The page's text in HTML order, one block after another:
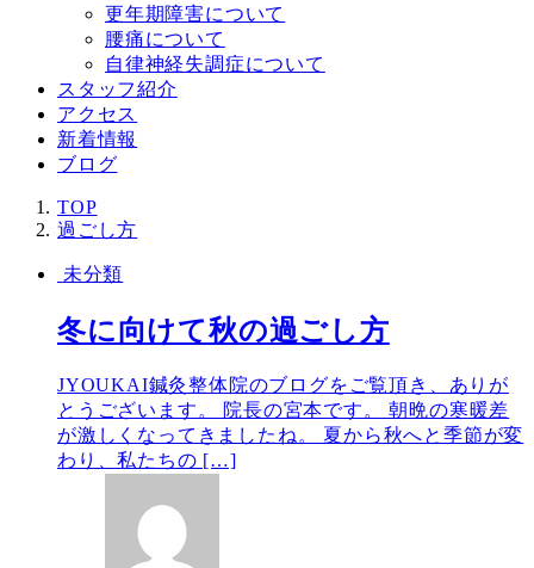
更年期障害について
腰痛について
自律神経失調症について
スタッフ紹介
アクセス
新着情報
ブログ
TOP
過ごし方
未分類
冬に向けて秋の過ごし方
JYOUKAI鍼灸整体院のブログをご覧頂き、ありが
とうございます。 院長の宮本です。 朝晩の寒暖差
が激しくなってきましたね。 夏から秋へと季節が変
わり、私たちの […]